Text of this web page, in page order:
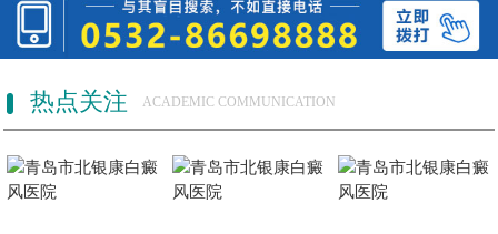
热点关注 ACADEMIC COMMUNICATION